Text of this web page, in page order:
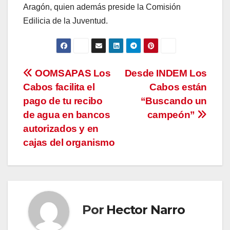
Aragón, quien además preside la Comisión
Edilicia de la Juventud.
Navegación
de
entradas
Desde INDEM Los
Cabos están
“Buscando un
campeón”
OOMSAPAS Los
Cabos facilita el
pago de tu recibo
de agua en bancos
autorizados y en
cajas del organismo
Por Hector Narro